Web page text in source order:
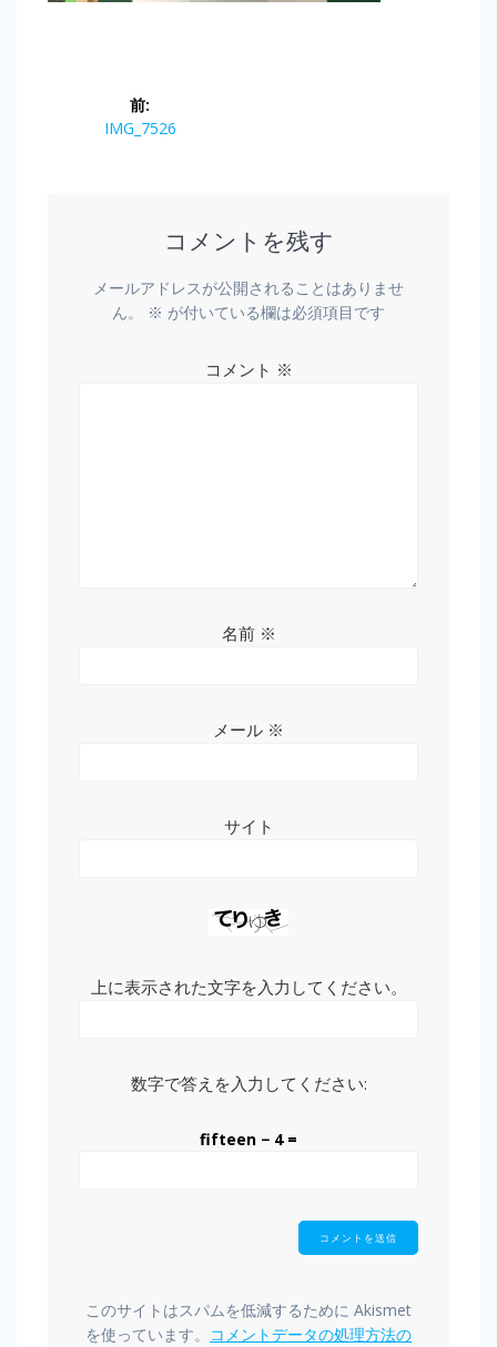
前:
IMG_7526
コメントを残す
メールアドレスが公開されることはありませ
ん。
※ が付いている欄は必須項目です
コメント ※
名前 ※
メール ※
サイト
上に表示された文字を入力してください。
数字で答えを入力してください:
fifteen − 4 =
このサイトはスパムを低減するために Akismet
を使っています。 コメントデータの処理方法の